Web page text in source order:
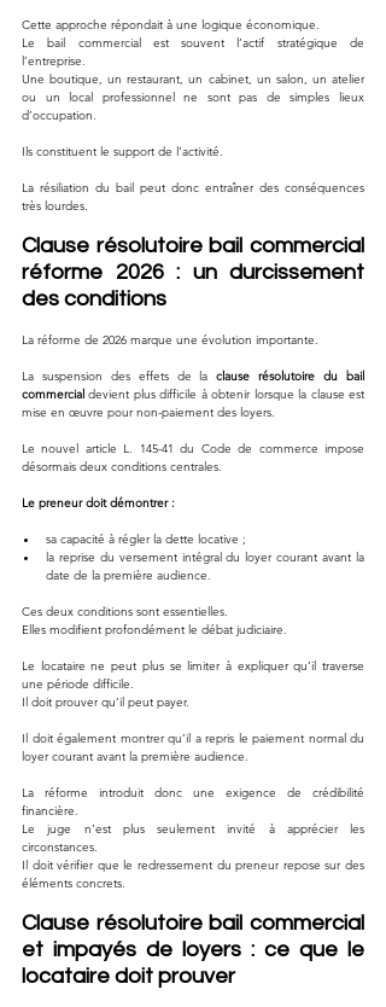
Cette approche répondait à une logique économique.
Le bail commercial est souvent l’actif stratégique de
l’entreprise.
Une boutique, un restaurant, un cabinet, un salon, un atelier
ou un local professionnel ne sont pas de simples lieux
d’occupation.
Ils constituent le support de l’activité.
La résiliation du bail peut donc entraîner des conséquences
très lourdes.
Clause résolutoire bail commercial
réforme 2026 : un durcissement
des conditions
La réforme de 2026 marque une évolution importante.
La suspension des effets de la clause résolutoire du bail
commercial devient plus difficile à obtenir lorsque la clause est
mise en œuvre pour non-paiement des loyers.
Le nouvel article L. 145-41 du Code de commerce impose
désormais deux conditions centrales.
Le preneur doit démontrer :
sa capacité à régler la dette locative ;
la reprise du versement intégral du loyer courant avant la
date de la première audience.
Ces deux conditions sont essentielles.
Elles modifient profondément le débat judiciaire.
Le locataire ne peut plus se limiter à expliquer qu’il traverse
une période difficile.
Il doit prouver qu’il peut payer.
Il doit également montrer qu’il a repris le paiement normal du
loyer courant avant la première audience.
La réforme introduit donc une exigence de crédibilité
financière.
Le juge n’est plus seulement invité à apprécier les
circonstances.
Il doit vérifier que le redressement du preneur repose sur des
éléments concrets.
Clause résolutoire bail commercial
et impayés de loyers : ce que le
locataire doit prouver